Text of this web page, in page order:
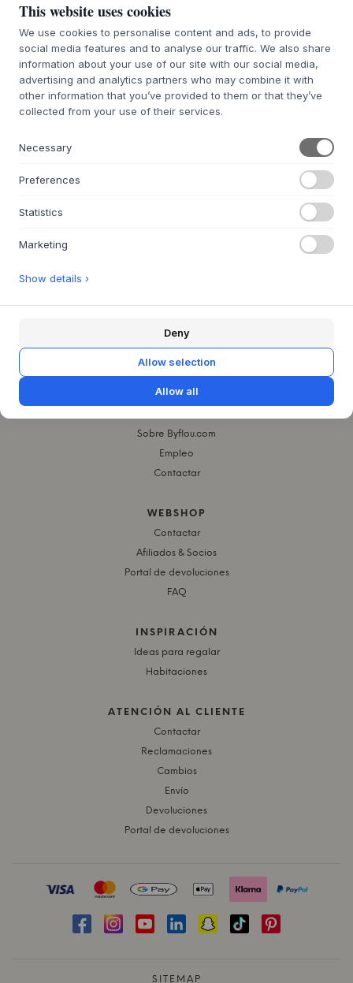
casa, mientras que el diseño clásico de punto añade un
toque acogedor a la habitación del bebé.
Cuidadosamente confeccionado para ofrecer comodidad
y funcionalidad, está hecho para durar.
Dimensiones: 80 x 100 cm
100% algodón orgánico
WE ARE BITTE
Sobre Byflou.com
Empleo
Contactar
WEBSHOP
Contactar
Afiliados & Socios
Portal de devoluciones
FAQ
INSPIRACIÓN
Ideas para regalar
Habitaciones
ATENCIÓN AL CLIENTE
Contactar
Reclamaciones
Cambios
Envío
Devoluciones
Portal de devoluciones
SITEMAP
This website uses cookies
We use cookies to personalise content and ads, to provide
social media features and to analyse our traffic. We also share
information about your use of our site with our social media,
advertising and analytics partners who may combine it with
other information that you’ve provided to them or that they’ve
collected from your use of their services.
Necessary
Preferences
Statistics
Marketing
Show details ›
Deny
Allow selection
Allow all